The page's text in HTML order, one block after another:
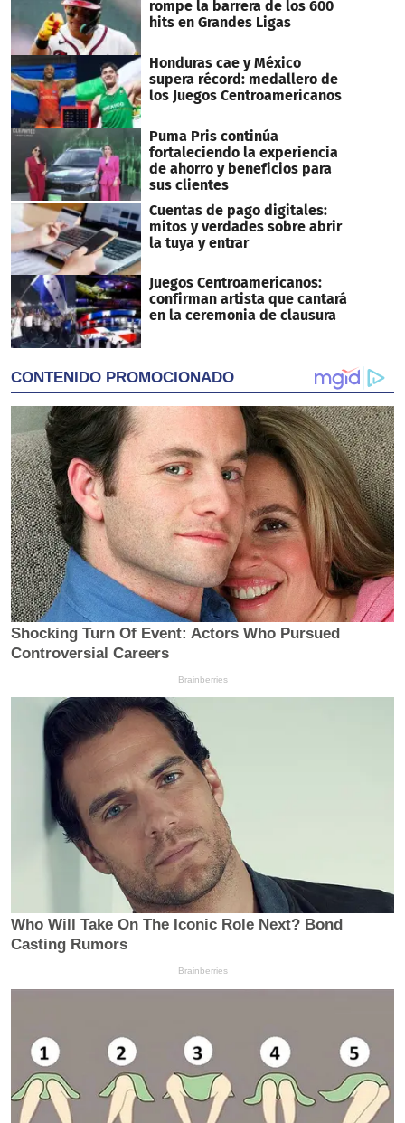
rompe la barrera de los 600
hits en Grandes Ligas
Honduras cae y México
supera récord: medallero de
los Juegos Centroamericanos
Puma Pris continúa
fortaleciendo la experiencia
de ahorro y beneficios para
sus clientes
Cuentas de pago digitales:
mitos y verdades sobre abrir
la tuya y entrar
Juegos Centroamericanos:
confirman artista que cantará
en la ceremonia de clausura